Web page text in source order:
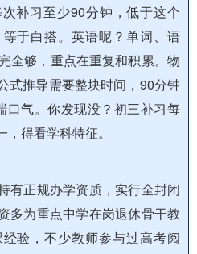
补习至少90分钟，低于这个
于白搭。英语呢？单词、语
全够，重点在重复和积累。物
式推导需要整块时间，90分钟
口气。你发现没？初三补习每
得看学科特征。
有正规办学资质，实行全封闭
多为重点中学在岗退休骨干教
验，不少教师参与过高考阅